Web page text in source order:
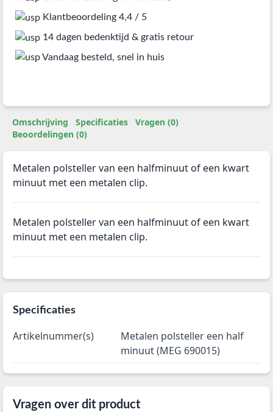
Klantbeoordeling 4,4 / 5
14 dagen bedenktijd & gratis retour
Vandaag besteld, snel in huis
Omschrijving Specificaties
Vragen (0)
Beoordelingen (0)
Metalen polsteller van een halfminuut of een kwart
minuut met een metalen clip.
Metalen polsteller van een halfminuut of een kwart
minuut met een metalen clip.
Specificaties
Artikelnummer(s)
Metalen polsteller een half
minuut (MEG 690015)
Vragen over dit product